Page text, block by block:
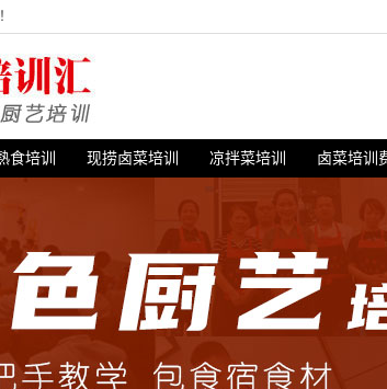
食培训 现捞卤菜培训 凉拌菜培训 卤菜培训